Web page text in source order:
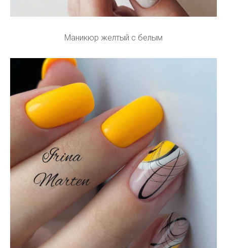
Маникюр желтый с белым